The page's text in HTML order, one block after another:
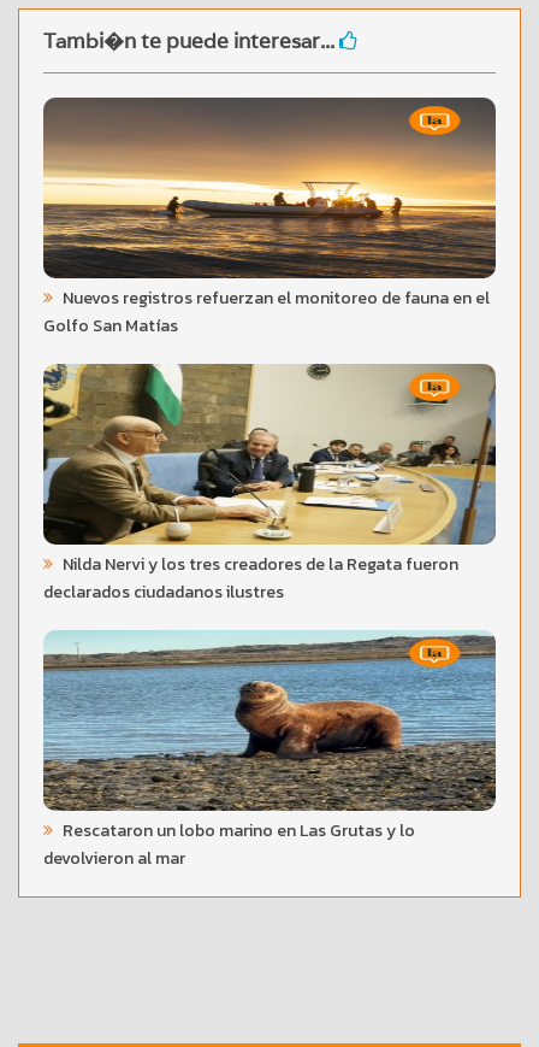
Tambi�n te puede interesar...
Nuevos registros refuerzan el monitoreo de fauna en el
Golfo San Matías
Nilda Nervi y los tres creadores de la Regata fueron
declarados ciudadanos ilustres
Rescataron un lobo marino en Las Grutas y lo
devolvieron al mar